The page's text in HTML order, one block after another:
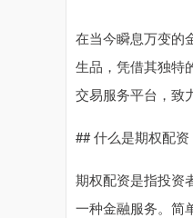
在当今瞬息万变的
生品，凭借其独特
交易服务平台，致
## 什么是期权配资
期权配资是指投资
一种金融服务。简